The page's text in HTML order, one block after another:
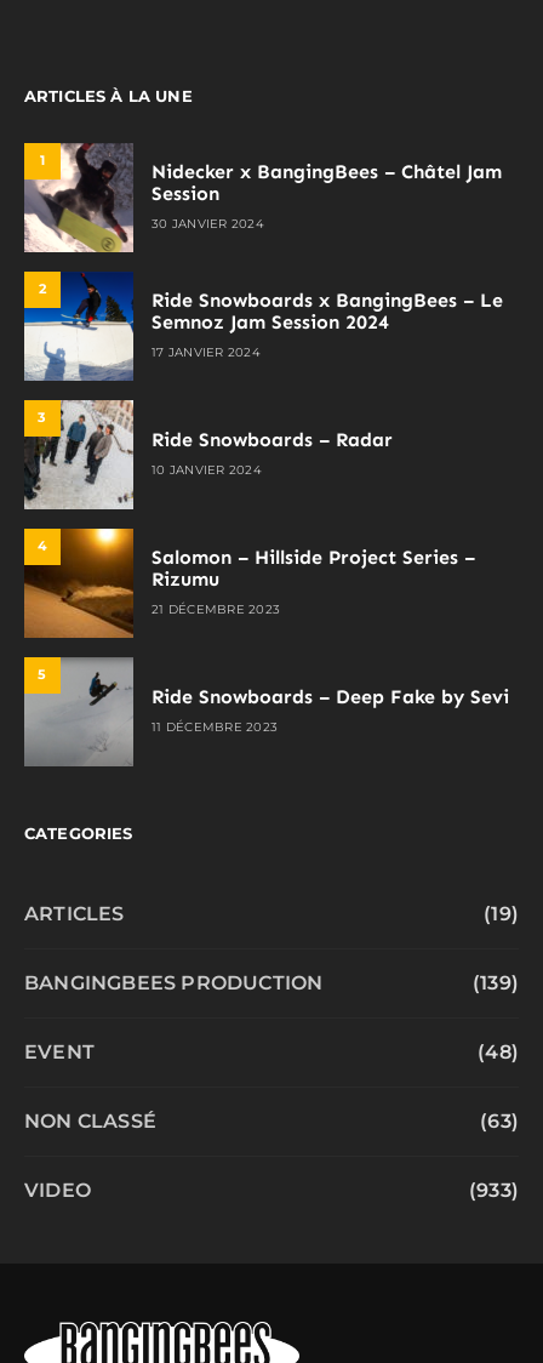
ARTICLES À LA UNE
1
Nidecker x BangingBees – Châtel Jam
Session
30 JANVIER 2024
2
Ride Snowboards x BangingBees – Le
Semnoz Jam Session 2024
17 JANVIER 2024
3
Ride Snowboards – Radar
10 JANVIER 2024
4
Salomon – Hillside Project Series –
Rizumu
21 DÉCEMBRE 2023
5
Ride Snowboards – Deep Fake by Sevi
11 DÉCEMBRE 2023
CATEGORIES
ARTICLES (19)
BANGINGBEES PRODUCTION (139)
EVENT (48)
NON CLASSÉ (63)
VIDEO (933)